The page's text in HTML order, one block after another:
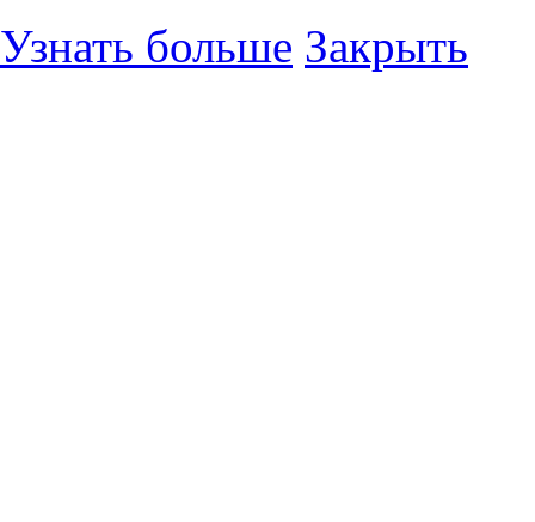
Узнать больше Закрыть